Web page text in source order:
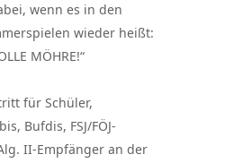
wenn es in den
wieder heißt:
MÖHRE!“
für Schüler,
Bufdis, FSJ/FÖJ-
II-Empfänger an der